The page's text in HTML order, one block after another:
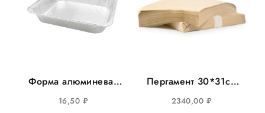
Форма алюминевая
313*213*272*172мм,
h44m L край 2235мл
16,50 ₽
Пергамент 30*31см
листовой (10кг)
1870л/кор
2340,00 ₽